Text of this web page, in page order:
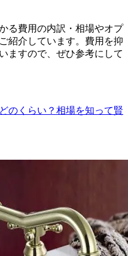
る費用の内訳・相場やオプ
紹介しています。費用を抑
ますので、ぜひ参考にして
のくらい？相場を知って賢